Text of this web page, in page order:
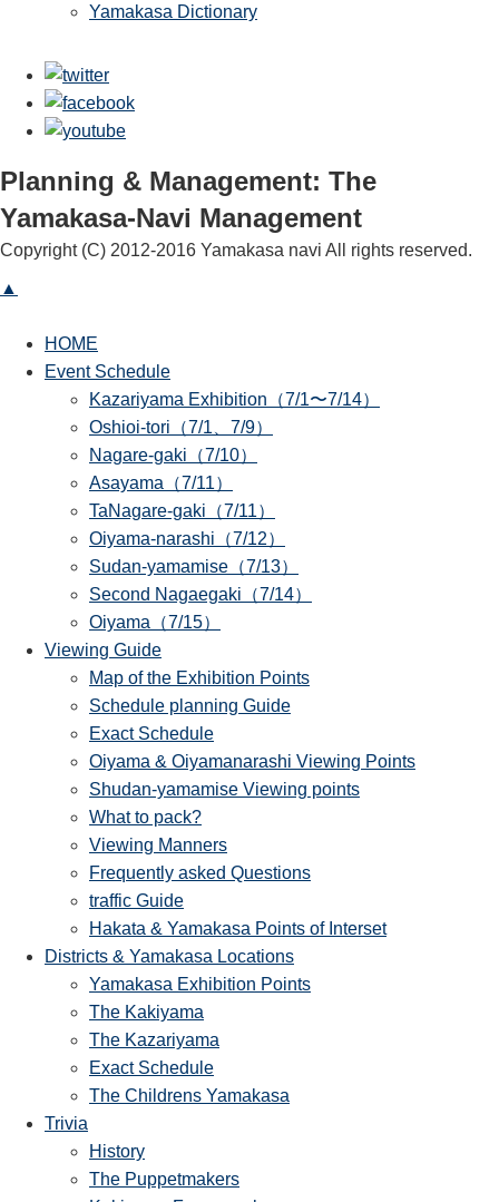
Yamakasa Dictionary
Planning & Management: The
Yamakasa-Navi Management
Copyright (C) 2012-2016 Yamakasa navi All rights reserved.
▲
HOME
Event Schedule
Kazariyama Exhibition（7/1〜7/14）
Oshioi-tori（7/1、7/9）
Nagare-gaki（7/10）
Asayama（7/11）
TaNagare-gaki（7/11）
Oiyama-narashi（7/12）
Sudan-yamamise（7/13）
Second Nagaegaki（7/14）
Oiyama（7/15）
Viewing Guide
Map of the Exhibition Points
Schedule planning Guide
Exact Schedule
Oiyama & Oiyamanarashi Viewing Points
Shudan-yamamise Viewing points
What to pack?
Viewing Manners
Frequently asked Questions
traffic Guide
Hakata & Yamakasa Points of Interset
Districts & Yamakasa Locations
Yamakasa Exhibition Points
The Kakiyama
The Kazariyama
Exact Schedule
The Childrens Yamakasa
Trivia
History
The Puppetmakers